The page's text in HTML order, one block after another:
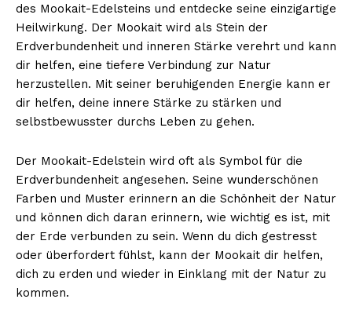
des Mookait-Edelsteins und entdecke seine einzigartige
Heilwirkung. Der Mookait wird als Stein der
Erdverbundenheit und inneren Stärke verehrt und kann
dir helfen, eine tiefere Verbindung zur Natur
herzustellen. Mit seiner beruhigenden Energie kann er
dir helfen, deine innere Stärke zu stärken und
selbstbewusster durchs Leben zu gehen.
Der Mookait-Edelstein wird oft als Symbol für die
Erdverbundenheit angesehen. Seine wunderschönen
Farben und Muster erinnern an die Schönheit der Natur
und können dich daran erinnern, wie wichtig es ist, mit
der Erde verbunden zu sein. Wenn du dich gestresst
oder überfordert fühlst, kann der Mookait dir helfen,
dich zu erden und wieder in Einklang mit der Natur zu
kommen.